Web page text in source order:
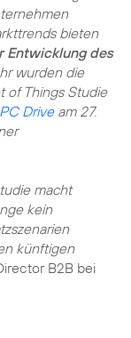
bieten
Entwicklung des
wurden die
of Things Studie
Driveam 27.
macht
kein
künftigen
B2B bei